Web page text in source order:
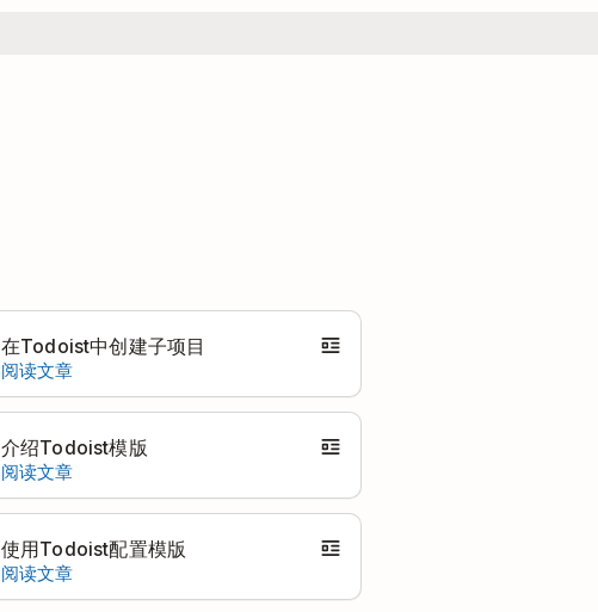
在Todoist中创建子项目
阅读文章
介绍Todoist模版
阅读文章
使用Todoist配置模版
阅读文章